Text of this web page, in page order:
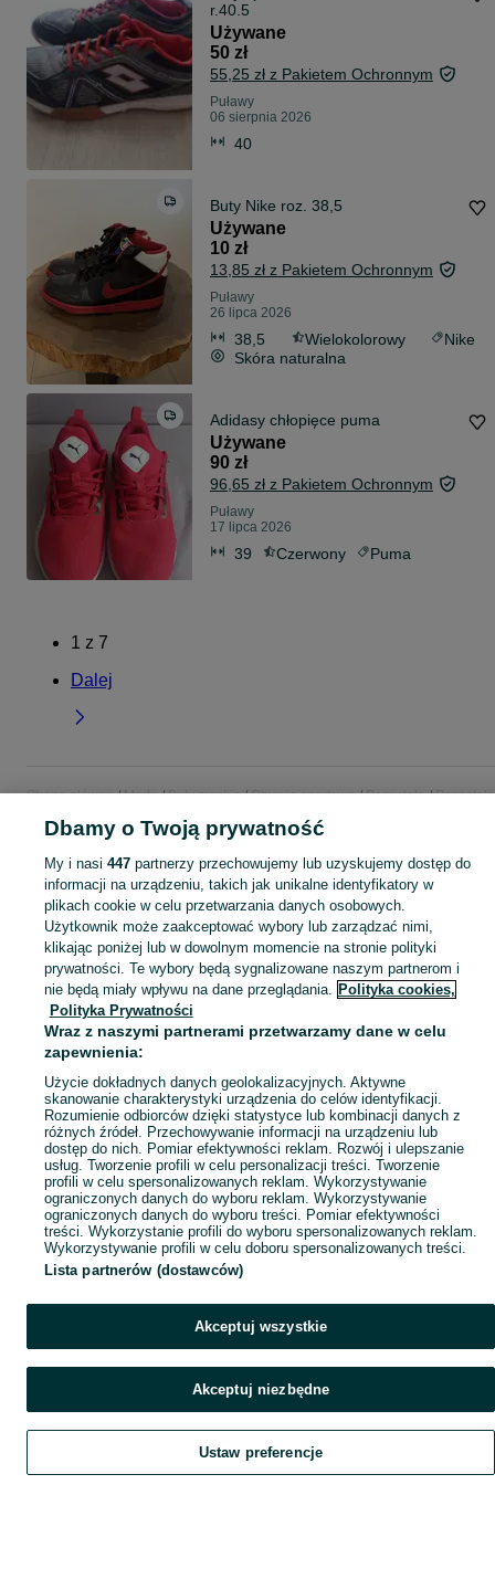
r.40.5
Używane
50 zł
55,25 zł z Pakietem Ochronnym
Puławy
06 sierpnia 2026
40
Buty Nike roz. 38,5
Używane
10 zł
13,85 zł z Pakietem Ochronnym
Puławy
26 lipca 2026
38,5 Wielokolorowy
Nike
Skóra naturalna
Adidasy chłopięce puma
Używane
90 zł
96,65 zł z Pakietem Ochronnym
Puławy
17 lipca 2026
39 Czerwony Puma
1 z 7
Dalej
Strona główna Moda Buty męskie Obuwie sportowe Pozostałe
KATEGORIA
Sprzedaż pozostałego obuwia sportowego męskiego Puławy ▶️ Nowe i używane w atrakcyjnych cenach ✌ Przeglądaj i wybierz najlepszą ofertę na OLX.pl! Zobacz
Mapa kategorii
Mapa miejscowości
Mapa ministron
Popularne wyszukiwania
Szukaj Obserwujesz Dodaj Czat Konto
Dbamy o Twoją prywatność
My i nasi 447partnerzy przechowujemy lub uzyskujemy dostęp do
informacji na urządzeniu, takich jak unikalne identyfikatory w
plikach cookie w celu przetwarzania danych osobowych.
Użytkownik może zaakceptować wybory lub zarządzać nimi,
klikając poniżej lub w dowolnym momencie na stronie polityki
prywatności. Te wybory będą sygnalizowane naszym partnerom i
nie będą miały wpływu na dane przeglądania. Polityka cookies,
Polityka Prywatności
Wraz z naszymi partnerami przetwarzamy dane w celu
zapewnienia:
Użycie dokładnych danych geolokalizacyjnych. Aktywne
skanowanie charakterystyki urządzenia do celów identyfikacji.
Rozumienie odbiorców dzięki statystyce lub kombinacji danych z
różnych źródeł. Przechowywanie informacji na urządzeniu lub
dostęp do nich. Pomiar efektywności reklam. Rozwój i ulepszanie
usług. Tworzenie profili w celu personalizacji treści. Tworzenie
profili w celu spersonalizowanych reklam. Wykorzystywanie
ograniczonych danych do wyboru reklam. Wykorzystywanie
ograniczonych danych do wyboru treści. Pomiar efektywności
treści. Wykorzystanie profili do wyboru spersonalizowanych reklam.
Wykorzystywanie profili w celu doboru spersonalizowanych treści.
Lista partnerów (dostawców)
Akceptuj wszystkie
Akceptuj niezbędne
Ustaw preferencje